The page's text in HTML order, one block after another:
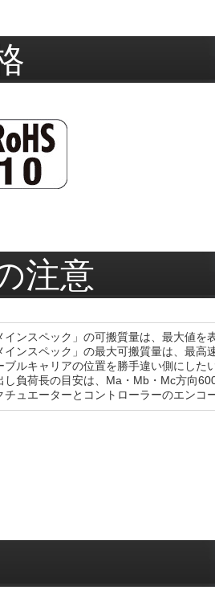
注意
インスペック」の可搬質量は、最大値
インスペック」の最大可搬質量は、最
ブルキャリアの位置を勝手違い側にし
し負荷長の目安は、Ma・Mb・Mc方向
チュエーターとコントローラーのエン